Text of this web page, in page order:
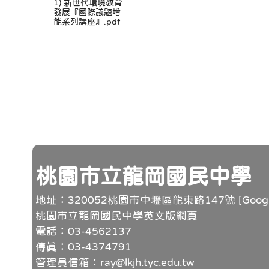
1) 新世代環境教育
發展『國際議題增
能系列講座』.pdf
頁尾
桃園市立龍岡國民中學
地址：320052桃園市中壢區龍東路147號 [
桃園市立龍岡國民中學英文版網頁
電話：03-4562137
傳真：03-4374791
管理員信箱：ray@lkjh.tyc.edu.tw